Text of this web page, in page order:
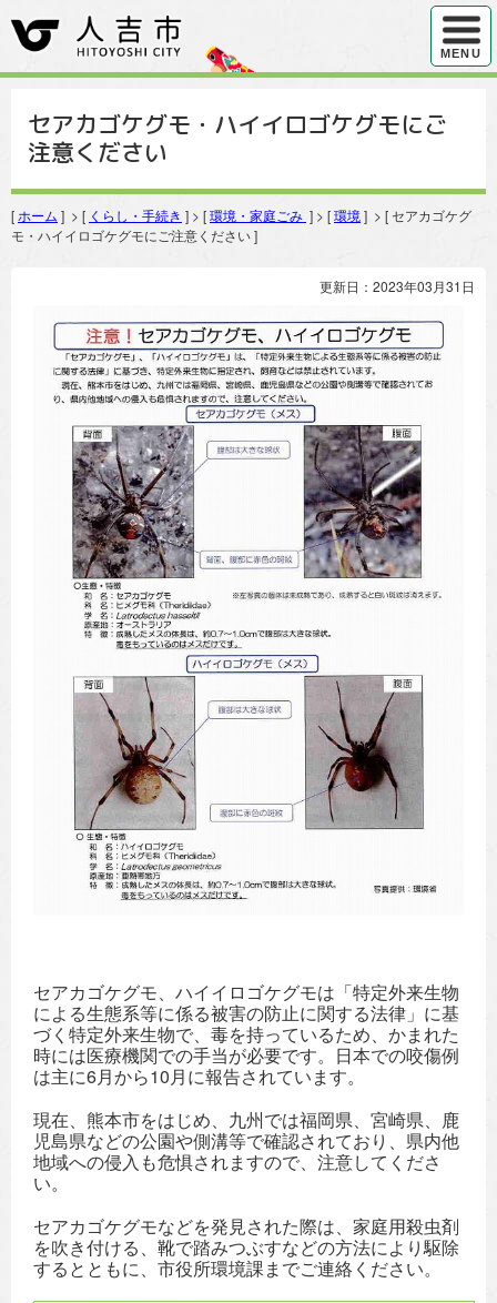
ハンバ
MENU
セアカゴケグモ・ハイイロゴケグモにご
注意ください
[ ホーム ] > [ くらし・手続き ] > [環境・家庭ごみ ] > [環境 ] > [ セアカゴケグ
モ・ハイイロゴケグモにご注意ください ]
更新日：2023年03月31日
セアカゴケグモ、ハイイロゴケグモは「特定外来生物
による生態系等に係る被害の防止に関する法律」に基
づく特定外来生物で、毒を持っているため、かまれた
時には医療機関での手当が必要です。日本での咬傷例
は主に6月から10月に報告されています。
現在、熊本市をはじめ、九州では福岡県、宮崎県、鹿
児島県などの公園や側溝等で確認されており、県内他
地域への侵入も危惧されますので、注意してくださ
い。
セアカゴケグモなどを発見された際は、家庭用殺虫剤
を吹き付ける、靴で踏みつぶすなどの方法により駆除
するとともに、市役所環境課までご連絡ください。